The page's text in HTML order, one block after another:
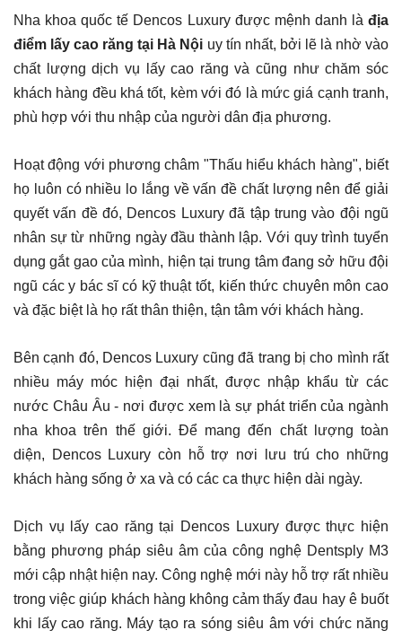
Nha khoa quốc tế Dencos Luxury được mệnh danh là địa
điểm lấy cao răng tại Hà Nội uy tín nhất, bởi lẽ là nhờ vào
chất lượng dịch vụ lấy cao răng và cũng như chăm sóc
khách hàng đều khá tốt, kèm với đó là mức giá cạnh tranh,
phù hợp với thu nhập của người dân địa phương.
Hoạt động với phương châm "Thấu hiểu khách hàng", biết
họ luôn có nhiều lo lắng về vấn đề chất lượng nên để giải
quyết vấn đề đó, Dencos Luxury đã tập trung vào đội ngũ
nhân sự từ những ngày đầu thành lập. Với quy trình tuyển
dụng gắt gao của mình, hiện tại trung tâm đang sở hữu đội
ngũ các y bác sĩ có kỹ thuật tốt, kiến thức chuyên môn cao
và đặc biệt là họ rất thân thiện, tận tâm với khách hàng.
Bên cạnh đó, Dencos Luxury cũng đã trang bị cho mình rất
nhiều máy móc hiện đại nhất, được nhập khẩu từ các
nước Châu Âu - nơi được xem là sự phát triển của ngành
nha khoa trên thế giới. Để mang đến chất lượng toàn
diện, Dencos Luxury còn hỗ trợ nơi lưu trú cho những
khách hàng sống ở xa và có các ca thực hiện dài ngày.
Dịch vụ lấy cao răng tại Dencos Luxury được thực hiện
bằng phương pháp siêu âm của công nghệ Dentsply M3
mới cập nhật hiện nay. Công nghệ mới này hỗ trợ rất nhiều
trong việc giúp khách hàng không cảm thấy đau hay ê buốt
khi lấy cao răng. Máy tạo ra sóng siêu âm với chức năng